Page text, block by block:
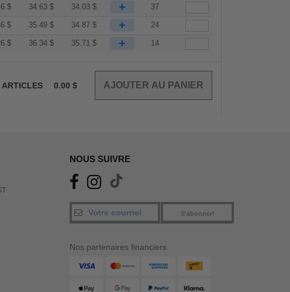
$ 34.63$ 34.03$ + 37
$ 35.49$ 34.87$ + 24
$ 36.34$ 35.71$ + 14
ARTICLES 0.00 $
NOUS SUIVRE
S'abonner!
Nos partenaires financiers